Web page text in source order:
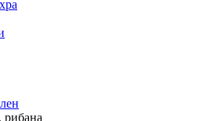
рибана